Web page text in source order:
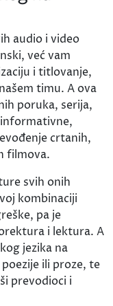
audio i video
već vam
i titlovanje,
timu. A ova
poruka, serija,
crtanih,
filmova.
svih onih
kombinaciji
pa je
i lektura. A
jezika na
ili proze, te
prevodioci i